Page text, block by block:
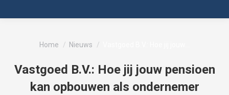
Vastgoed B.V.: Hoe jij jouw pensioen
kan opbouwen als ondernemer
Je bent hier:
Home Nieuws